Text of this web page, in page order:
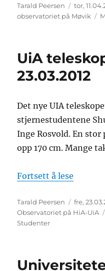
Forfatter
Tarald Peersen Publisert
tor,
observatoriet på Møvik
UiA
23.03.2012
Det nye UIA
stjernestudentene
Inge Rosvold. En
opp 170 cm. Mange
Fortsett å lese
Forfatter
Tarald Peersen Publisert
fre,
Observatoriet på HiA-UiA
Studenter